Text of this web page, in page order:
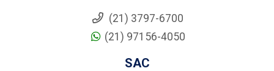
(21) 3797-6700
(21) 97156-4050
SAC